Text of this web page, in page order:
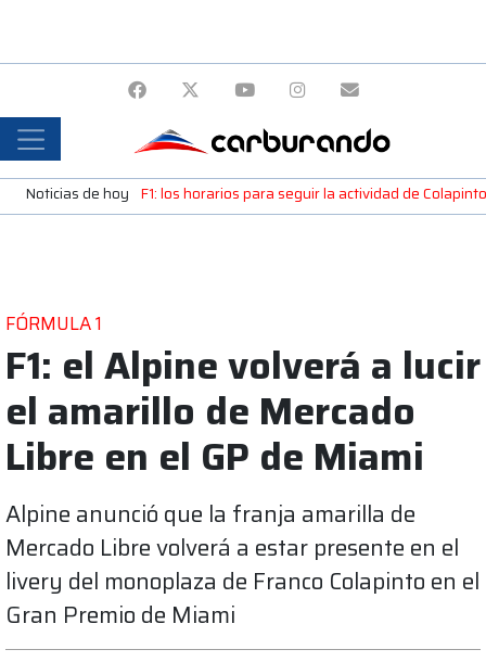
Noticias de hoy F1: los horarios para seguir la actividad de
FÓRMULA 1
F1: el Alpine volverá a lucir
el amarillo de Mercado
Libre en el GP de Miami
Alpine anunció que la franja amarilla de
Mercado Libre volverá a estar presente en el
livery del monoplaza de Franco Colapinto en el
Gran Premio de Miami